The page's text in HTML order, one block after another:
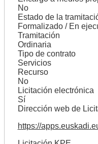
No
Estado de la
Formalizado / En
Tramitación
Ordinaria
Tipo de contrato
Servicios
Recurso
No
Licitación electrónica
Sí
Dirección web de
https://